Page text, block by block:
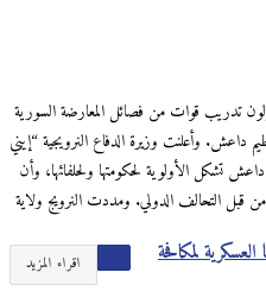
تدريب قوات من فصائل المعارضة السورية
داعش. وأعلنت وزيرة الدفاع النرويجية “إيني
تشكل الأولوية لحكومتها ولحلفائها، وأن
قبل التحالف الدولي. ومددت النرويج ولاية
اقراء المزيد
لمكافحة